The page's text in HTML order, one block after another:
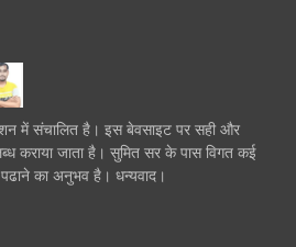
में संचालित है। इस बेवसाइट पर सही और
कराया जाता है। सुमित सर के पास विगत कई
का अनुभव है। धन्यवाद।